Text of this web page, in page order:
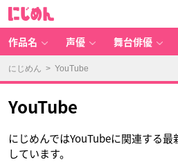
作品名 声優 舞台俳優
にじめん > YouTube
YouTube
にじめんではYouTubeに関連する
しています。